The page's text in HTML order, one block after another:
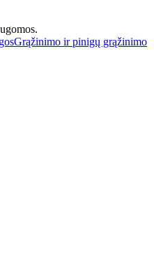
Grąžinimo ir pinigų grąžinimo